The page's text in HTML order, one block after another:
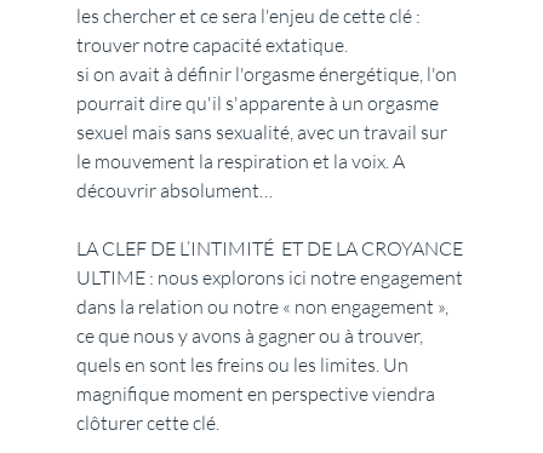
les chercher et ce sera l'enjeu de cette clé :
trouver notre capacité extatique.
si on avait à définir l'orgasme énergétique, l'on
pourrait dire qu'il s'apparente à un orgasme
sexuel mais sans sexualité, avec un travail sur
le mouvement la respiration et la voix. A
découvrir absolument…
LA CLEF DE L’INTIMITÉ  ET DE LA CROYANCE
ULTIME : nous explorons ici notre engagement
dans la relation ou notre « non engagement »,
ce que nous y avons à gagner ou à trouver,
quels en sont les freins ou les limites. Un
magnifique moment en perspective viendra
clôturer cette clé.